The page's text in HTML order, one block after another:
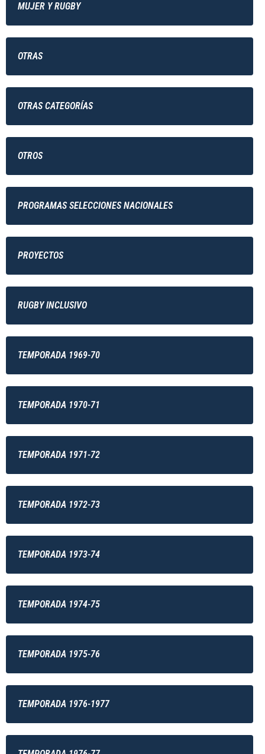
MUJER Y RUGBY
OTRAS
OTRAS CATEGORÍAS
OTROS
PROGRAMAS SELECCIONES NACIONALES
PROYECTOS
RUGBY INCLUSIVO
TEMPORADA 1969-70
TEMPORADA 1970-71
TEMPORADA 1971-72
TEMPORADA 1972-73
TEMPORADA 1973-74
TEMPORADA 1974-75
TEMPORADA 1975-76
TEMPORADA 1976-1977